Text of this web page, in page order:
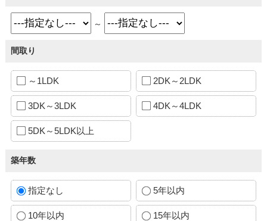
～
間取り
～1LDK 2DK～2LDK
3DK～3LDK 4DK～4LDK
5DK～5LDK以上
築年数
指定なし 5年以内
10年以内 15年以内